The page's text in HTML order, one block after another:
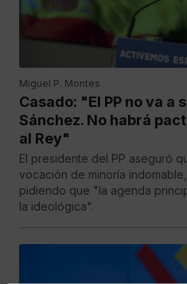
Miguel P. Montes
Casado: "El PP no va a
Sánchez. No habrá
al Rey"
El presidente del PP aseguró
vocación de minoría
pidiendo que "la agenda
la ideológica".